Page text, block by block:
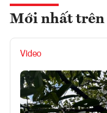
Mới nhất trên
Video